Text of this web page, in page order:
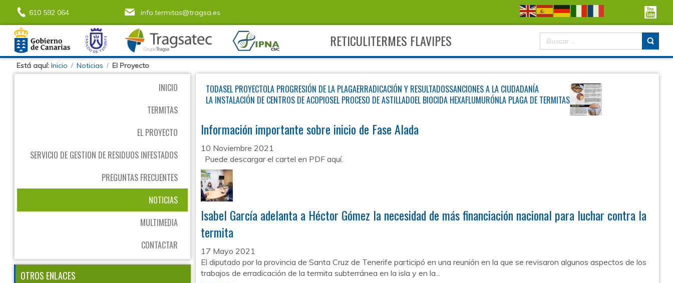
610 592 064 info.termitas@tragsa.es
RETICULITERMES FLAVIPES
Está aquí: Inicio Noticias El Proyecto
INICIO
TERMITAS
EL PROYECTO
SERVICIO DE GESTION DE RESIDUOS INFESTADOS
PREGUNTAS FRECUENTES
NOTICIAS
MULTIMEDIA
CONTACTAR
OTROS ENLACES
TODASEL PROYECTOLA PROGRESIÓN DE LA PLAGAERRADICACIÓN Y RESULTADOSSANCIONES A LA CIUDADANÍA
LA INSTALACIÓN DE CENTROS DE ACOPIOSEL PROCESO DE ASTILLADOEL BIOCIDA HEXAFLUMURÓNLA PLAGA DE TERMITAS
Información importante sobre inicio de Fase Alada
10 Noviembre 2021
Puede descargar el cartel en PDF aquí.
Isabel García adelanta a Héctor Gómez la necesidad de más financiación nacional para luchar contra la
termita
17 Mayo 2021
El diputado por la provincia de Santa Cruz de Tenerife participó en una reunión en la que se revisaron algunos aspectos de los
trabajos de erradicación de la termita subterránea en la isla y en la...